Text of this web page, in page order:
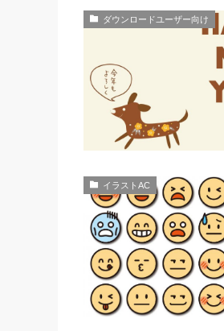
ダウンロードユーザー向け
イラストAC